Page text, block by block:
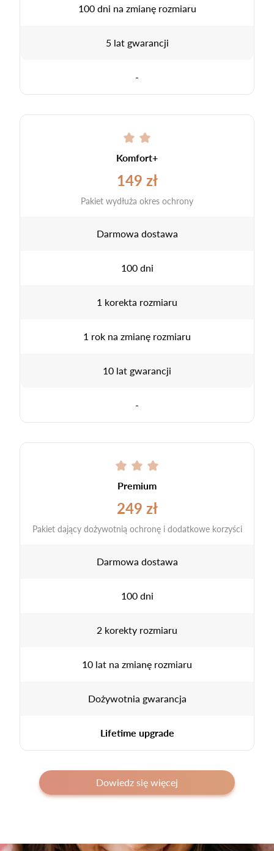
100 dni na zmianę rozmiaru
5 lat gwarancji
-
Komfort+
149 zł
Pakiet wydłuża okres ochrony
Darmowa dostawa
100 dni
1 korekta rozmiaru
1 rok na zmianę rozmiaru
10 lat gwarancji
-
Premium
249 zł
Pakiet dający dożywotnią ochronę i dodatkowe korzyści
Darmowa dostawa
100 dni
2 korekty rozmiaru
10 lat na zmianę rozmiaru
Dożywotnia gwarancja
Lifetime upgrade
Dowiedz się więcej